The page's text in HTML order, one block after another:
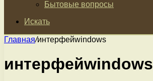
Бытовые вопросы
Искать
Главная/интерфейwindows
интерфейwindows